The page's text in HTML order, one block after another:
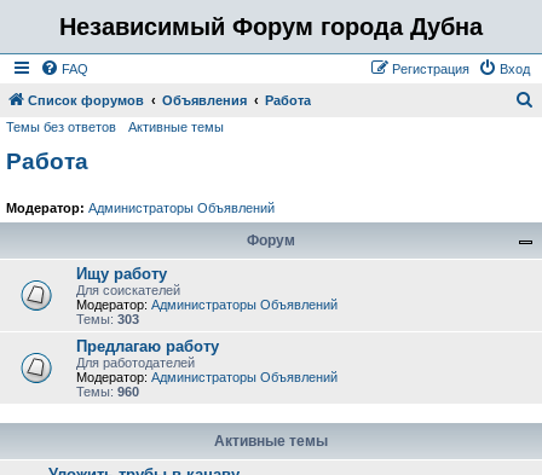
Независимый Форум города Дубна
FAQ Вход
Регистрация
Список форумов Объявления Работа
Темы без ответов Активные темы
Работа
Модератор: Администраторы Объявлений
Форум
Ищу работу
Для соискателей
Модератор: Администраторы Объявлений
Темы: 303
Предлагаю работу
Для работодателей
Модератор: Администраторы Объявлений
Темы: 960
Активные темы